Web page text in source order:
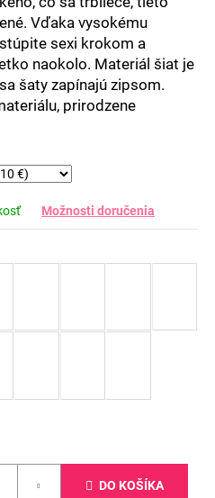
Vďaka vysokému
sexi krokom a
naokolo. Materiál šiat je
šaty zapínajú zipsom.
prirodzene
Možnosti doručenia
DO KOŠÍKA